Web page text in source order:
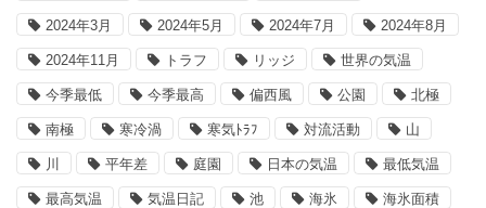
2024年3月 2024年5月 2024年7月 2024年8月
2024年11月 トラフ リッジ 世界の気温
今季最低 今季最高 偏西風 公園 北極
南極 寒冷渦 寒気ﾄﾗﾌ 対流活動 山
川 平年差 庭園 日本の気温 最低気温
最高気温 気温日記 池 海氷 海氷面積